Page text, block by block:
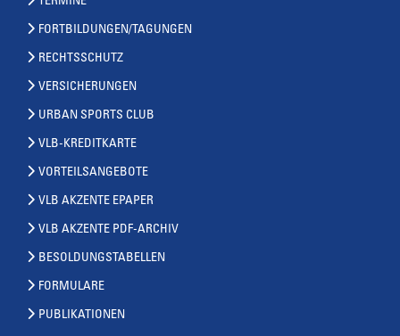
FORTBILDUNGEN/TAGUNGEN
RECHTSSCHUTZ
VERSICHERUNGEN
URBAN SPORTS CLUB
VLB-KREDITKARTE
VORTEILSANGEBOTE
VLB AKZENTE EPAPER
VLB AKZENTE PDF-ARCHIV
BESOLDUNGSTABELLEN
FORMULARE
PUBLIKATIONEN